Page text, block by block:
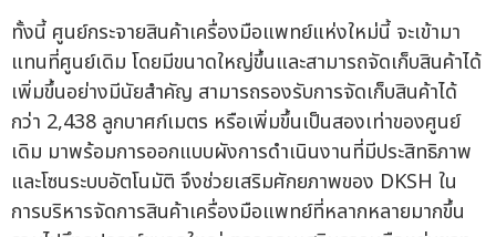
ทั้งนี้ ศูนย์กระจายสินค้าเครื่องมือแพทย์แห่งใหม่นี้ จะเข้ามา
แทนที่ศูนย์เดิม โดยมีขนาดใหญ่ขึ้นและสามารถจัดเก็บสินค้าได้
เพิ่มขึ้นอย่างมีนัยสำคัญ สามารถรองรับการจัดเก็บสินค้าได้
กว่า 2,438 ลูกบาศก์เมตร หรือเพิ่มขึ้นเป็นสองเท่าของศูนย์
เดิม มาพร้อมการออกแบบผังการดำเนินงานที่มีประสิทธิภาพ
และโซนระบบอัตโนมัติ จึงช่วยเสริมศักยภาพของ DKSH ใน
การบริหารจัดการสินค้าเครื่องมือแพทย์ที่หลากหลายมากขึ้น